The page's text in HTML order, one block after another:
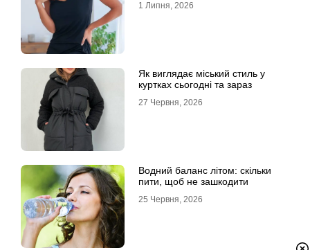
1 Липня, 2026
Як виглядає міський стиль у
куртках сьогодні та зараз
27 Червня, 2026
Водний баланс літом: скільки
пити, щоб не зашкодити
25 Червня, 2026